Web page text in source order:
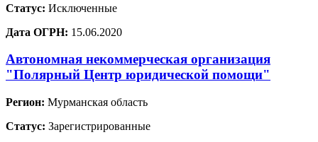
Статус: Исключенные
Дата ОГРН: 15.06.2020
Автономная некоммерческая организация
"Полярный Центр юридической помощи"
Регион: Мурманская область
Статус: Зарегистрированные